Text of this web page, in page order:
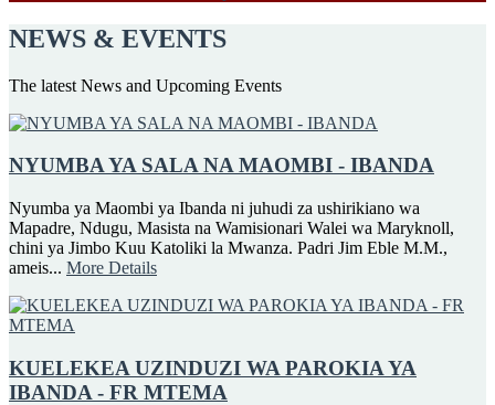
NEWS & EVENTS
The latest News and Upcoming Events
NYUMBA YA SALA NA MAOMBI - IBANDA
Nyumba ya Maombi ya Ibanda ni juhudi za ushirikiano wa
Mapadre, Ndugu, Masista na Wamisionari Walei wa Maryknoll,
chini ya Jimbo Kuu Katoliki la Mwanza. Padri Jim Eble M.M.,
ameis... More Details
KUELEKEA UZINDUZI WA PAROKIA YA
IBANDA - FR MTEMA